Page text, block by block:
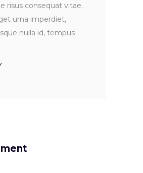
risus consequat vitae.
urna imperdiet,
nulla id, tempus